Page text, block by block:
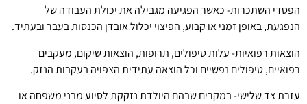
הפסדי השתכרות- כאשר הפגיעה מגבילה את יכולת העבודה של
הנפגעת, באופן זמני או קבוע, הפיצוי יכלול אובדן הכנסות בעבר ובעתיד.
הוצאות רפואיות- עלות טיפולים, תרופות, הוצאות שיקום, מעקבים
רפואיים, טיפולים נפשיים וכל הוצאה עתידית הצפויה בעקבות הנזק.
עזרת צד שלישי- במקרים שבהם היולדת נזקקת לסיוע מבני משפחה או